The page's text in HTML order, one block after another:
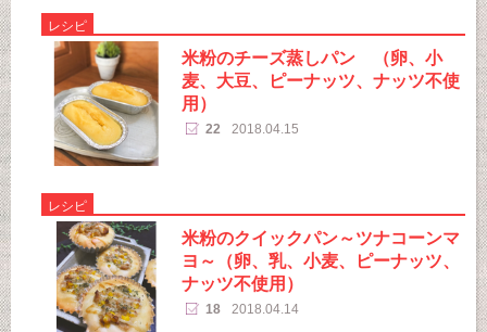
レシピ
米粉のチーズ蒸しパン （卵、小
麦、大豆、ピーナッツ、ナッツ不使
用）
22 2018.04.15
レシピ
米粉のクイックパン～ツナコーンマ
ヨ～（卵、乳、小麦、ピーナッツ、
ナッツ不使用）
18 2018.04.14